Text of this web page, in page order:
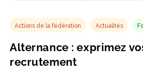
Actions de la fédération Actualités
Alternance : exprimez
recrutement